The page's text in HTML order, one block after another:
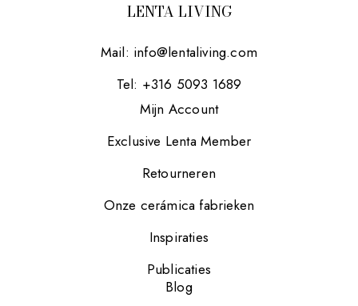
LENTA LIVING
Mail: info@lentaliving.com
Tel: +316 5093 1689
Mijn Account
Exclusive Lenta Member
Retourneren
Onze cerámica fabrieken
Inspiraties
Publicaties
Blog